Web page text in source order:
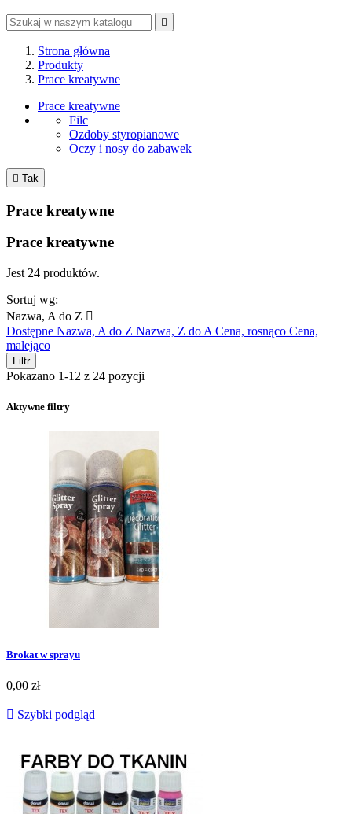

Strona główna
Produkty
Prace kreatywne
Prace kreatywne
Filc
Ozdoby styropianowe
Oczy i nosy do zabawek
 Tak
Prace kreatywne
Prace kreatywne
Jest 24 produktów.
Sortuj wg:
Nazwa, A do Z 
Dostępne Nazwa, A do Z Nazwa, Z do A Cena, rosnąco Cena,
malejąco
Filtr
Pokazano 1-12 z 24 pozycji
Aktywne filtry
Brokat w sprayu
0,00 zł
 Szybki podgląd